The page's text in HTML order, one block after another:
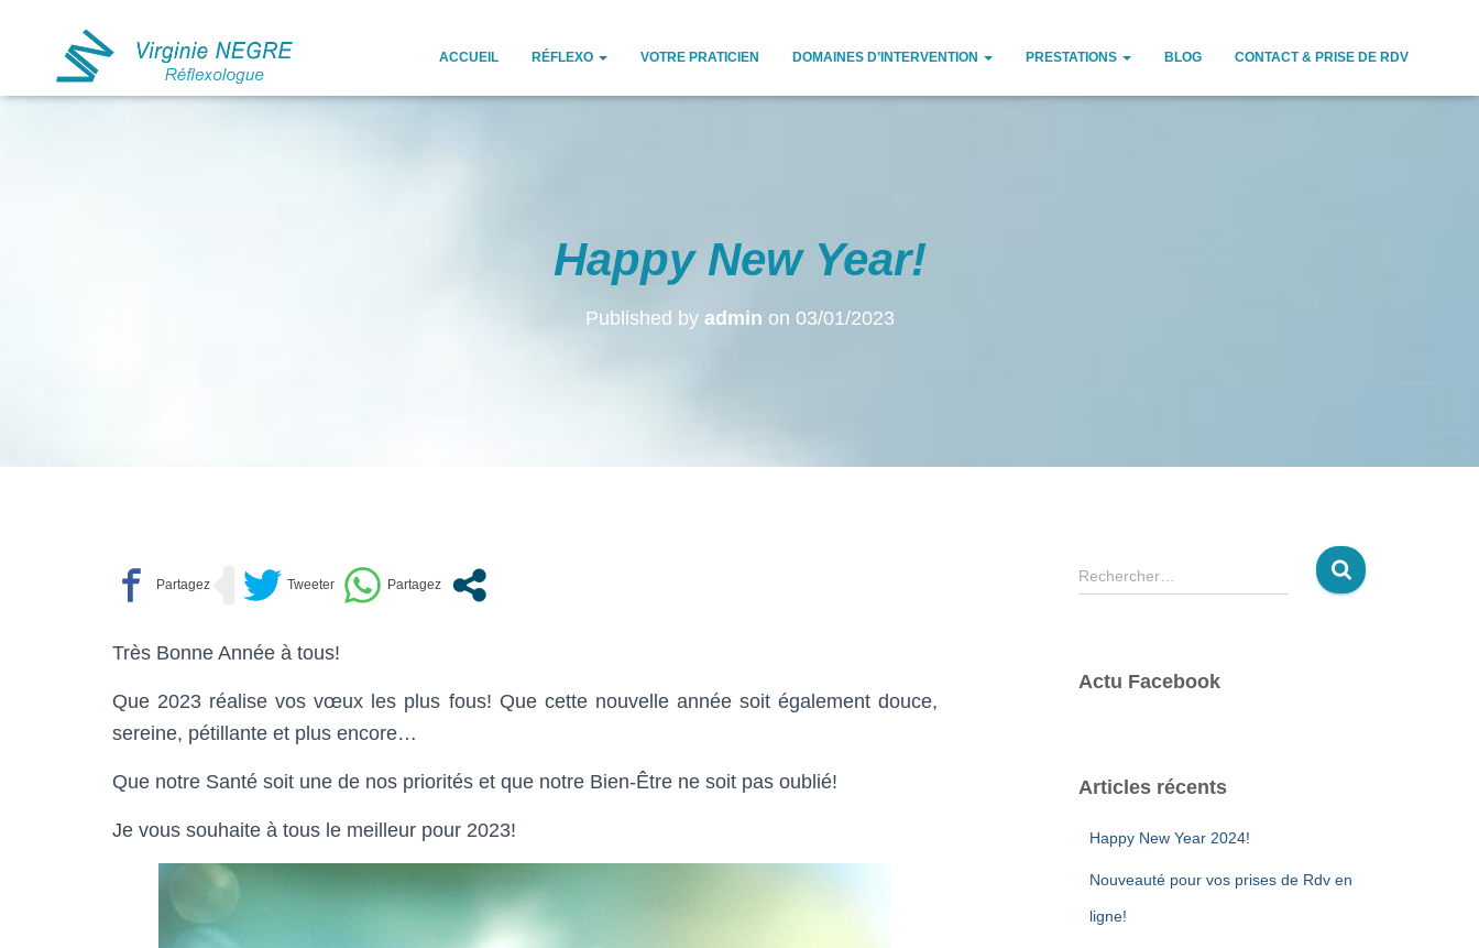
ACCUEIL RÉFLEXO VOTRE PRATICIEN DOMAINES D’INTERVENTION PRESTATIONS BLOG CONTACT & PRISE DE RDV
Happy New Year!
Published by admin on 03/01/2023
Très Bonne Année à tous!
Que 2023 réalise vos vœux les plus fous! Que cette nouvelle année soit également douce,
sereine, pétillante et plus encore…
Que notre Santé soit une de nos priorités et que notre Bien-Être ne soit pas oublié!
Je vous souhaite à tous le meilleur pour 2023!
R
e
r
r
Rechercher…
Actu Facebook
Articles récents
Happy New Year 2024!
Nouveauté pour vos prises de Rdv en
ligne!